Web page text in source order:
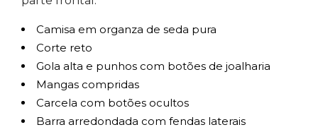
Camisa em organza de seda pura
Corte reto
Gola alta e punhos com botões de joalharia
Mangas compridas
Carcela com botões ocultos
Barra arredondada com fendas laterais